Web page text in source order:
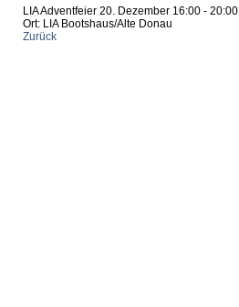
LIA Adventfeier 20. Dezember 16:00 - 20:00
Ort: LIA Bootshaus/Alte Donau
Zurück